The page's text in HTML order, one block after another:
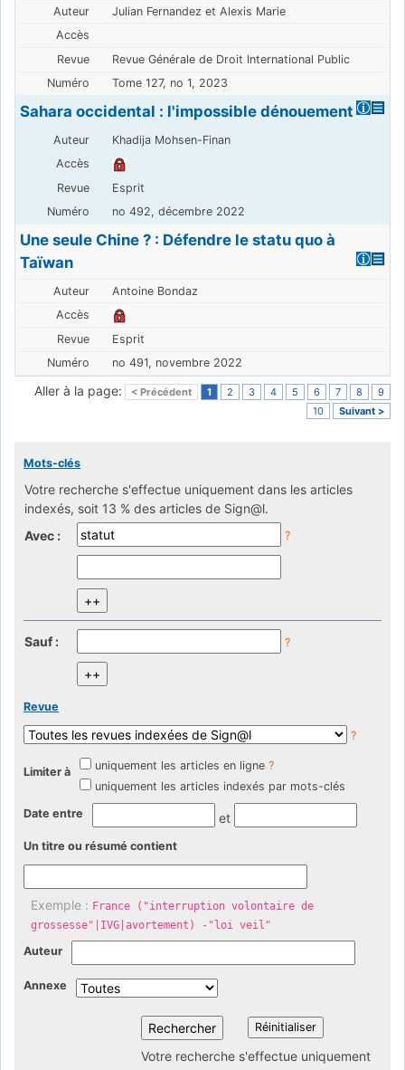
Julian Fernandez et Alexis Marie
Revue Générale de Droit International Public
Tome 127, no 1, 2023
Sahara occidental : l'impossible dénouement
Khadija Mohsen-Finan
Esprit
no 492, décembre 2022
Une seule Chine ? : Défendre le statu quo à
Taïwan
Antoine Bondaz
Esprit
no 491, novembre 2022
Aller à la page: < Précédent 1 2 3 4 5 6 7 8
9
10
Suivant >
Mots-clés
Votre recherche s'effectue uniquement dans les articles
indexés, soit 13 % des articles de Sign@l.
Avec :
?
Sauf : ?
Revue
?
Limiter à uniquement les articles en ligne ?
uniquement les articles indexés par mots-clés
Date entre et
Un titre ou résumé contient
Exemple : France ("interruption volontaire de
grossesse"|IVG|avortement) -"loi veil"
Auteur
Annexe
Votre recherche s'effectue uniquement